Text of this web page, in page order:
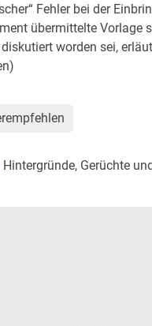
Fehler bei der
übermittelte Vorlage
worden sei,
| Hintergründe, Gerüchte